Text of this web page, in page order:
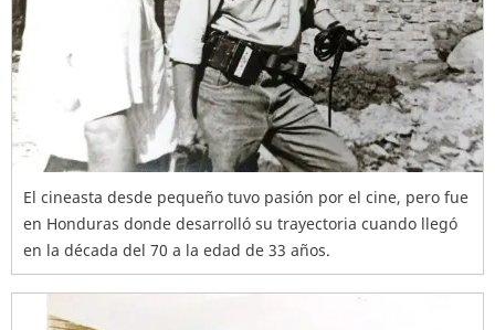
El cineasta desde pequeño tuvo pasión por el cine, pero fue
en Honduras donde desarrolló su trayectoria cuando llegó
en la década del 70 a la edad de 33 años.